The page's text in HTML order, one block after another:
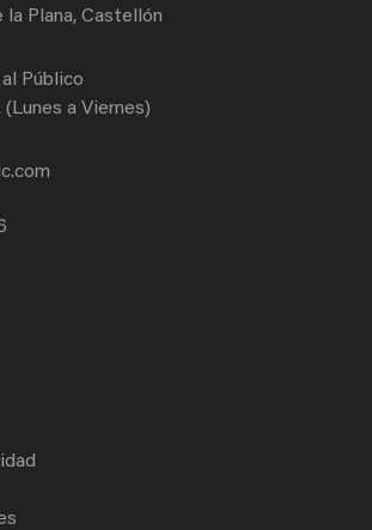
la Plana, Castellón
Público
(Lunes a Viernes)